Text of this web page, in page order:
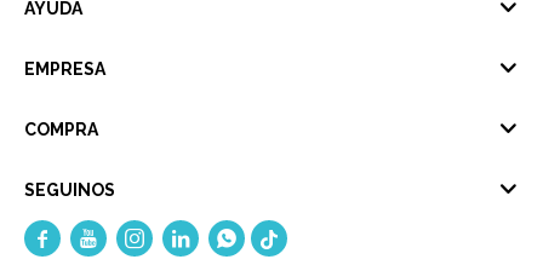
AYUDA
EMPRESA
COMPRA
SEGUINOS
    